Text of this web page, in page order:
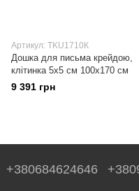
Артикул: TKU1710К
Дошка для письма крейдою,
клітинка 5х5 см 100х170 см
9 391 грн
+380684624646